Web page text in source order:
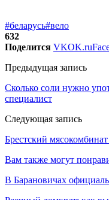
#беларусь#вело
632
Поделится VKOK.ru
Предыдущая запись
Сколько соли нужно
специалист
Следующая запись
Брестский
Вам также могут
В Барановичах